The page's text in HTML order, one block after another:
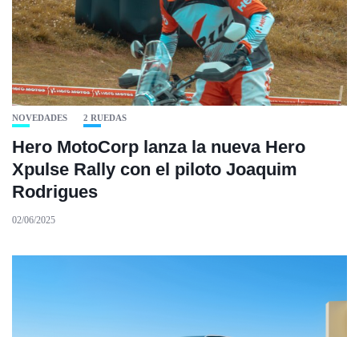
NOVEDADES 2 RUEDAS
Hero MotoCorp lanza la nueva Hero
Xpulse Rally con el piloto Joaquim
Rodrigues
02/06/2025